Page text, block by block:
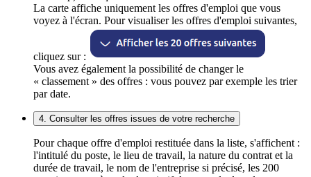
La carte affiche uniquement les offres d'emploi que vous
voyez à l'écran. Pour visualiser les offres d'emploi suivantes,
cliquez sur :
Vous avez également la possibilité de changer le
« classement » des offres : vous pouvez par exemple les trier
par date.
4. Consulter les offres issues de votre recherche
Pour chaque offre d'emploi restituée dans la liste, s'affichent :
l'intitulé du poste, le lieu de travail, la nature du contrat et la
durée de travail, le nom de l'entreprise si précisé, les 200